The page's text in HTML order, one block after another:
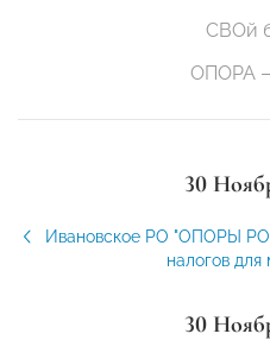
СВОй
ОПОРА
30
Ивановское РО "ОПОРЫ
налогов для
30